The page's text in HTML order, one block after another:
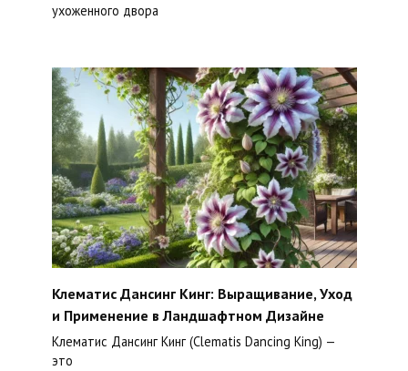
ухоженного двора
Клематис Дансинг Кинг: Выращивание, Уход
и Применение в Ландшафтном Дизайне
Клематис Дансинг Кинг (Clematis Dancing King) —
это